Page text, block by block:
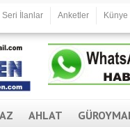
Seri İlanlar Anketler Künye
AHLAT